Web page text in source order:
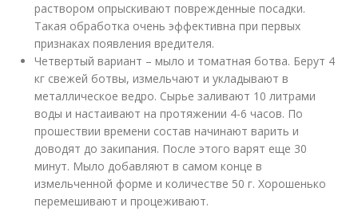
раствором опрыскивают поврежденные посадки.
Такая обработка очень эффективна при первых
признаках появления вредителя.
Четвертый вариант – мыло и томатная ботва. Берут 4
кг свежей ботвы, измельчают и укладывают в
металлическое ведро. Сырье заливают 10 литрами
воды и настаивают на протяжении 4-6 часов. По
прошествии времени состав начинают варить и
доводят до закипания. После этого варят еще 30
минут. Мыло добавляют в самом конце в
измельченной форме и количестве 50 г. Хорошенько
перемешивают и процеживают.